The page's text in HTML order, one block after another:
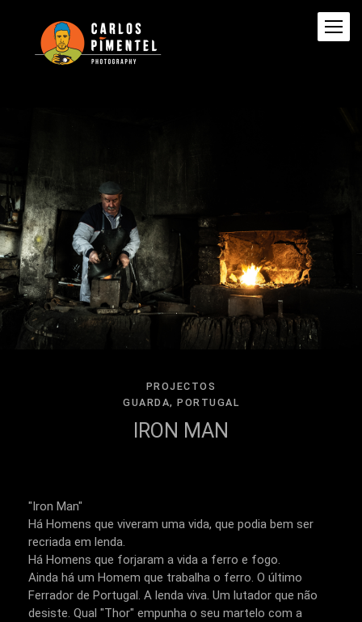
PROJECTOS
GUARDA, PORTUGAL
IRON MAN
"Iron Man"
Há Homens que viveram uma vida, que podia bem ser
recriada em lenda.
Há Homens que forjaram a vida a ferro e fogo.
Ainda há um Homem que trabalha o ferro. O último
Ferrador de Portugal. A lenda viva. Um lutador que não
desiste. Qual "Thor" empunha o seu martelo com a